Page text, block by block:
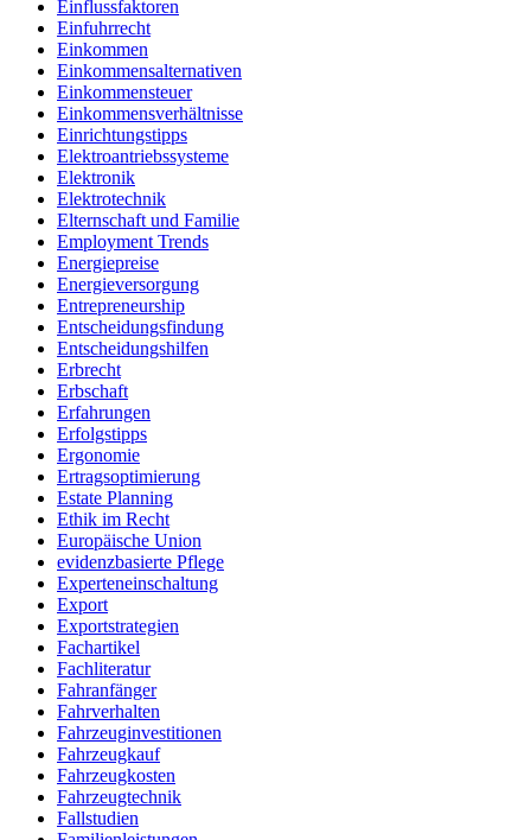
Einflussfaktoren
Einfuhrrecht
Einkommen
Einkommensalternativen
Einkommensteuer
Einkommensverhältnisse
Einrichtungstipps
Elektroantriebssysteme
Elektronik
Elektrotechnik
Elternschaft und Familie
Employment Trends
Energiepreise
Energieversorgung
Entrepreneurship
Entscheidungsfindung
Entscheidungshilfen
Erbrecht
Erbschaft
Erfahrungen
Erfolgstipps
Ergonomie
Ertragsoptimierung
Estate Planning
Ethik im Recht
Europäische Union
evidenzbasierte Pflege
Experteneinschaltung
Export
Exportstrategien
Fachartikel
Fachliteratur
Fahranfänger
Fahrverhalten
Fahrzeuginvestitionen
Fahrzeugkauf
Fahrzeugkosten
Fahrzeugtechnik
Fallstudien